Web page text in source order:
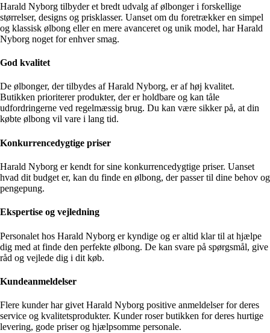
Harald Nyborg tilbyder et bredt udvalg af ølbonger i forskellige
størrelser, designs og prisklasser. Uanset om du foretrækker en simpel
og klassisk ølbong eller en mere avanceret og unik model, har Harald
Nyborg noget for enhver smag.
God kvalitet
De ølbonger, der tilbydes af Harald Nyborg, er af høj kvalitet.
Butikken prioriterer produkter, der er holdbare og kan tåle
udfordringerne ved regelmæssig brug. Du kan være sikker på, at din
købte ølbong vil vare i lang tid.
Konkurrencedygtige priser
Harald Nyborg er kendt for sine konkurrencedygtige priser. Uanset
hvad dit budget er, kan du finde en ølbong, der passer til dine behov og
pengepung.
Ekspertise og vejledning
Personalet hos Harald Nyborg er kyndige og er altid klar til at hjælpe
dig med at finde den perfekte ølbong. De kan svare på spørgsmål, give
råd og vejlede dig i dit køb.
Kundeanmeldelser
Flere kunder har givet Harald Nyborg positive anmeldelser for deres
service og kvalitetsprodukter. Kunder roser butikken for deres hurtige
levering, gode priser og hjælpsomme personale.